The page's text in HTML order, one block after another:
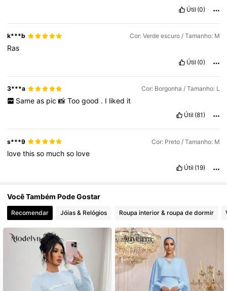
Útil (0)
k***b Cor: Verde escuro / Tamanho: M
Ras
Útil (0)
3***a Cor: Borgonha / Tamanho: L
Same as pic 📸 Too good . I liked it
Útil (81)
s***9 Cor: Preto / Tamanho: M
lovethisso muchso love
Útil (19)
Você Também Pode Gostar
Recomendar Jóias & Relógios Roupa interior & roupa de dormir